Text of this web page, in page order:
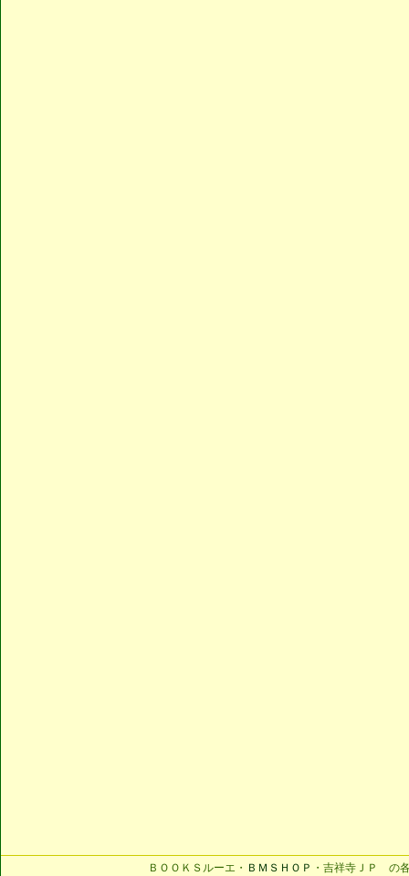
ＢＯＯＫＳルーエ・ ＢＭＳＨＯＰ ・吉祥寺ＪＰ の